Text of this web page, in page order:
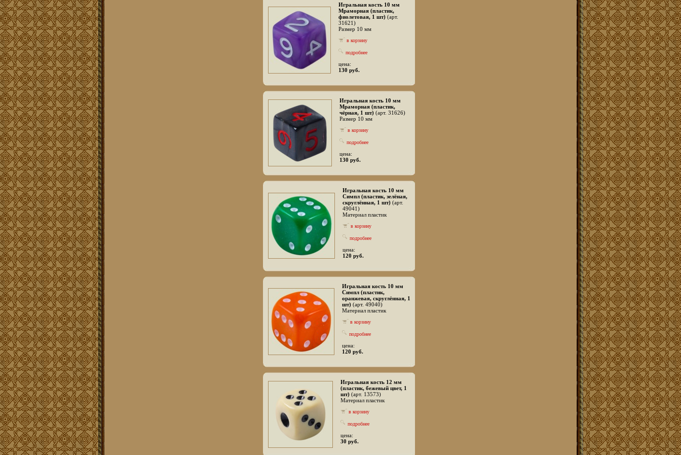
Игральная кость 10 мм
Мраморная (пластик,
фиолетовая, 1 шт) (арт.
31621)
Размер 10 мм
в корзину
подробнее
цена:
130 руб.
Игральная кость 10 мм
Мраморная (пластик,
чёрная, 1 шт) (арт. 31626)
Размер 10 мм
в корзину
подробнее
цена:
130 руб.
Игральная кость 10 мм
Симпл (пластик, зелёная,
скруглённая, 1 шт) (арт.
49041)
Материал пластик
в корзину
подробнее
цена:
120 руб.
Игральная кость 10 мм
Симпл (пластик,
оранжевая, скруглённая, 1
шт) (арт. 49040)
Материал пластик
в корзину
подробнее
цена:
120 руб.
Игральная кость 12 мм
(пластик, бежевый цвет, 1
шт) (арт. 13573)
Материал пластик
в корзину
подробнее
цена:
30 руб.